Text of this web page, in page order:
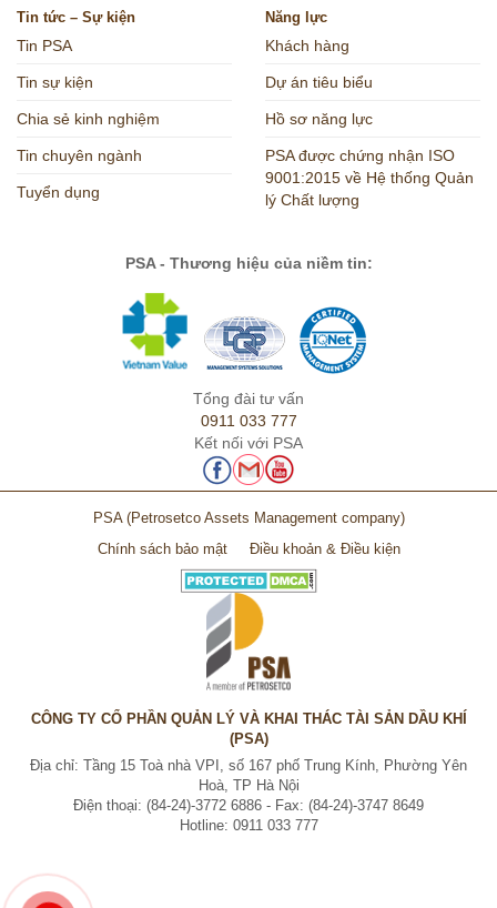
Tin tức – Sự kiện
Tin PSA
Tin sự kiện
Chia sẻ kinh nghiệm
Tin chuyên ngành
Tuyển dụng
Năng lực
Khách hàng
Dự án tiêu biểu
Hồ sơ năng lực
PSA được chứng nhận ISO
9001:2015 về Hệ thống Quản
lý Chất lượng
PSA - Thương hiệu của niềm tin:
Tổng đài tư vấn
0911 033 777
Kết nối với PSA
PSA (Petrosetco Assets Management company)
Chính sách bảo mật
Điều khoản & Điều kiện
CÔNG TY CỔ PHẦN QUẢN LÝ VÀ KHAI THÁC TÀI SẢN DẦU KHÍ
(PSA)
Địa chỉ: Tầng 15 Toà nhà VPI, số 167 phố Trung Kính, Phường Yên
Hoà, TP Hà Nội
Điện thoại: (84-24)-3772 6886 - Fax: (84-24)-3747 8649
Hotline: 0911 033 777